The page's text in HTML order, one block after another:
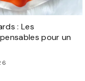
: Les
pour un